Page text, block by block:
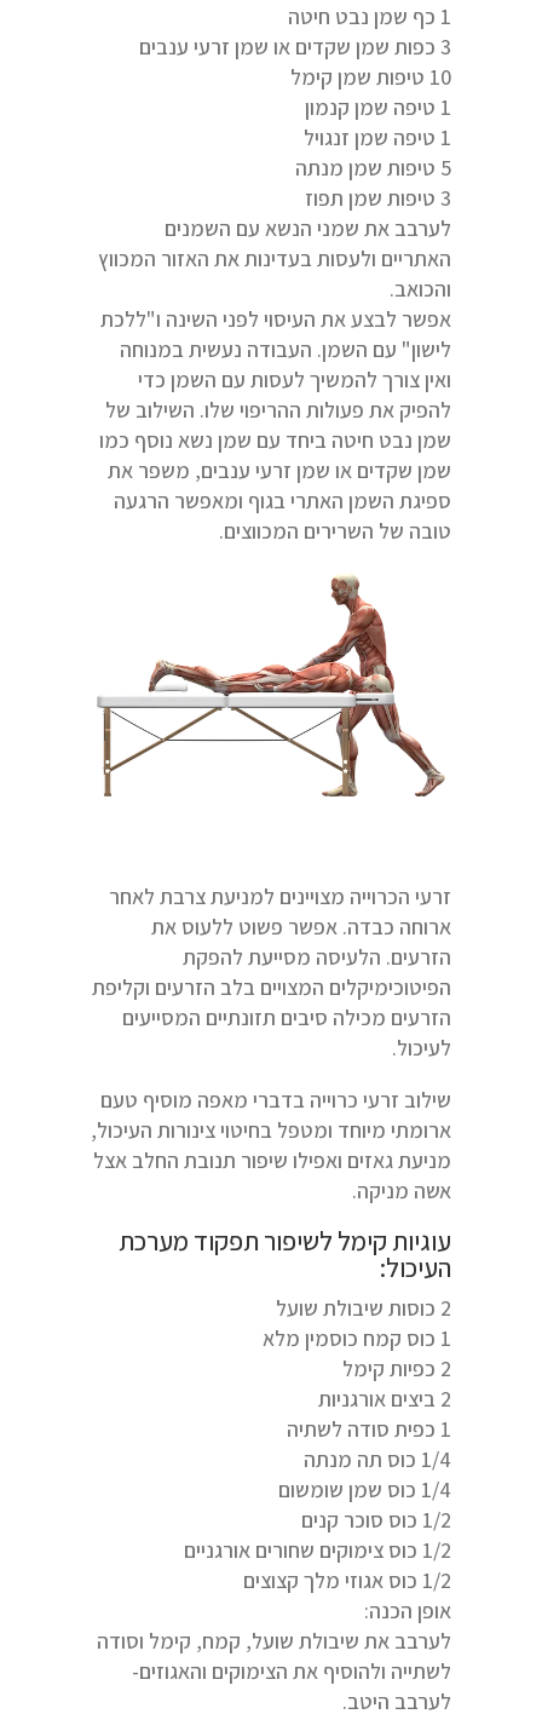
1 כף שמן נבט חיטה
3 כפות שמן שקדים או שמן זרעי ענבים
10 טיפות שמן קימל
1 טיפה שמן קנמון
1 טיפה שמן זנגויל
5 טיפות שמן מנתה
3 טיפות שמן תפוז
לערבב את שמני הנשא עם השמנים
האתריים ולעסות בעדינות את האזור המכווץ
והכואב.
אפשר לבצע את העיסוי לפני השינה ו"ללכת
לישון" עם השמן. העבודה נעשית במנוחה
ואין צורך להמשיך לעסות עם השמן כדי
להפיק את פעולות ההריפוי שלו. השילוב של
שמן נבט חיטה ביחד עם שמן נשא נוסף כמו
שמן שקדים או שמן זרעי ענבים, משפר את
ספיגת השמן האתרי בגוף ומאפשר הרגעה
טובה של השרירים המכווצים.
זרעי הכרוייה מצויינים למניעת צרבת לאחר
ארוחה כבדה. אפשר פשוט ללעוס את
הזרעים. הלעיסה מסייעת להפקת
הפיטוכימיקלים המצויים בלב הזרעים וקליפת
הזרעים מכילה סיבים תזונתיים המסייעים
לעיכול.
שילוב זרעי כרוייה בדברי מאפה מוסיף טעם
ארומתי מיוחד ומטפל בחיטוי צינורות העיכול,
מניעת גאזים ואפילו שיפור תנובת החלב אצל
אשה מניקה.
עוגיות קימל לשיפור תפקוד מערכת
העיכול:
2 כוסות שיבולת שועל
1 כוס קמח כוסמין מלא
2 כפיות קימל
2 ביצים אורגניות
1 כפית סודה לשתיה
1/4 כוס תה מנתה
1/4 כוס שמן שומשום
1/2 כוס סוכר קנים
1/2 כוס צימוקים שחורים אורגניים
1/2 כוס אגוזי מלך קצוצים
אופן הכנה:
לערבב את שיבולת שועל, קמח, קימל וסודה
לשתייה ולהוסיף את הצימוקים והאגוזים-
לערבב היטב.